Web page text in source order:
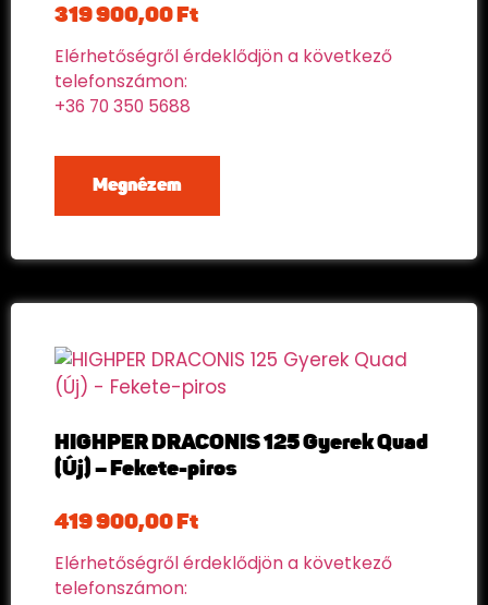
319 900,00Ft
Elérhetőségről érdeklődjön a következő
telefonszámon:
+36 70 350 5688
Megnézem
HIGHPER DRACONIS 125 Gyerek Quad
(Új) – Fekete-piros
419 900,00Ft
Elérhetőségről érdeklődjön a következő
telefonszámon: